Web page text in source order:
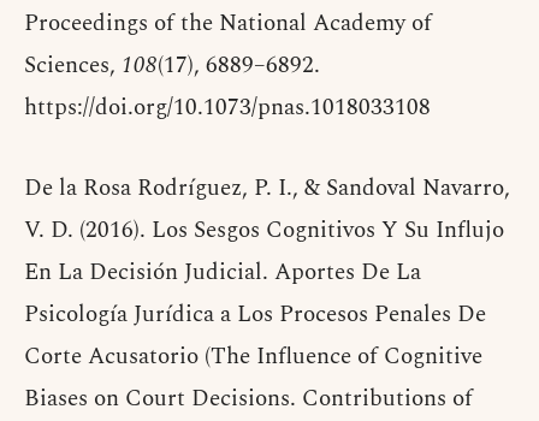
Proceedings of the National Academy of
Sciences, 108(17), 6889–6892.
https://doi.org/10.1073/pnas.1018033108
De la Rosa Rodríguez, P. I., & Sandoval Navarro,
V. D. (2016). Los Sesgos Cognitivos Y Su Influjo
En La Decisión Judicial. Aportes De La
Psicología Jurídica a Los Procesos Penales De
Corte Acusatorio (The Influence of Cognitive
Biases on Court Decisions. Contributions of